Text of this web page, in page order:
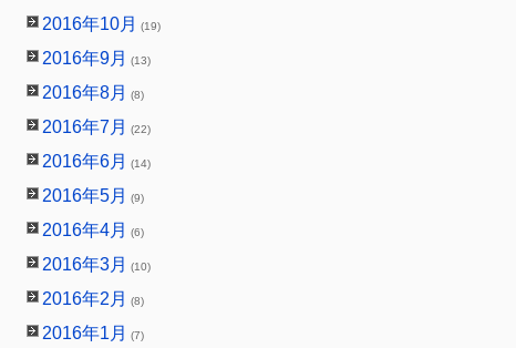
2016年10月 (19)
2016年9月 (13)
2016年8月 (8)
2016年7月 (22)
2016年6月 (14)
2016年5月 (9)
2016年4月 (6)
2016年3月 (10)
2016年2月 (8)
2016年1月 (7)